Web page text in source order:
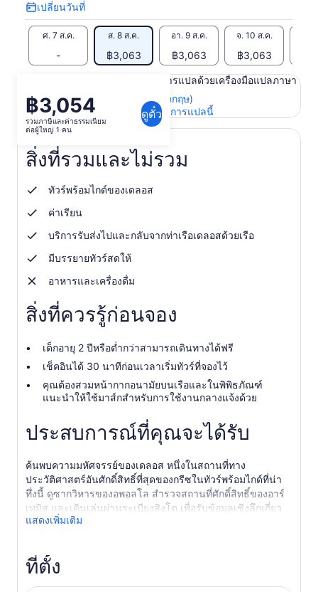
เปลี่ยนวันที่
เปลี่ยน
วัน
ศ. 7 ส.ค.
-
ส. 8 ส.ค.
฿3,063
อา. 9 ส.ค.
฿3,063
จ. 10 ส.ค.
฿3,063
ราคา
อยู่
฿3,054
ต่อ
ผู้ใหญ่
คน
฿3,054
รวมภาษีและค่าธรรมเนียม
ต่อผู้ใหญ่ 1 คน
ดูตั๋ว
เนื้อหาในหน้านี้อาจได้รับการแปลด้วยเครื่องมือแปลภาษา
ดูข้อความต้นฉบับ (ภาษาอังกฤษ)
ให้คะแนนและความคิดเห็นการแปลนี้
สิ่งที่รวมและไม่รวม
ทัวร์พร้อมไกด์ของเดลอส
ค่าเรียน
บริการรับส่งไปและกลับจากท่าเรือเดลอสด้วยเรือ
มีบรรยายทัวร์สดให้
อาหารและเครื่องดื่ม
สิ่งที่ควรรู้ก่อนจอง
เด็กอายุ 2 ปีหรือต่ำกว่าสามารถเดินทางได้ฟรี
เช็คอินได้ 30 นาทีก่อนเวลาเริ่มทัวร์ที่จองไว้
คุณต้องสวมหน้ากากอนามัยบนเรือและในพิพิธภัณฑ์
แนะนำให้ใช้มาส์กสำหรับการใช้งานกลางแจ้งด้วย
ประสบการณ์ที่คุณจะได้รับ
ค้นพบความมหัศจรรย์ของเดลอส หนึ่งในสถานที่ทาง
ประวัติศาสตร์อันศักดิ์สิทธิ์ที่สุดของกรีซในทัวร์พร้อมไกด์ที่น่า
ทึ่งนี้ ดูซากวิหารของอพอลโล สำรวจสถานที่ศักดิ์สิทธิ์ของอาร์
เทมิส และเดินเล่นผ่านระเบียงสิงโต เพื่อรับข้อมูลเชิงลึกเกี่ยว
กับโบราณคดีและมรดกอันน่าทึ่งของเกาะ
อันยาวนานของกรีซด้วยการเยี่ยมชมเกาะศักดิ์สิทธิ์อย่างอ
พอลโลและอาร์เทมิส—เดลอส ขึ้นเรือของคุณและสัมผัสถึง
สายลมกรีกอันอบอุ่นที่ปะทะผิวของคุณ ก่อนที่จะไปถึงสถาน
แสดงเพิ่มเติม
ที่ตั้ง